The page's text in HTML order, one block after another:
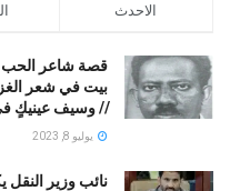
الاحدث
قصة شاعر الحب
بيت في شعر
// ﻭﺳﻴﻒ ﻋﻴﻨﻴﻚٍ ﻓﻲ
يوليو 8, 2023
نائب وزير